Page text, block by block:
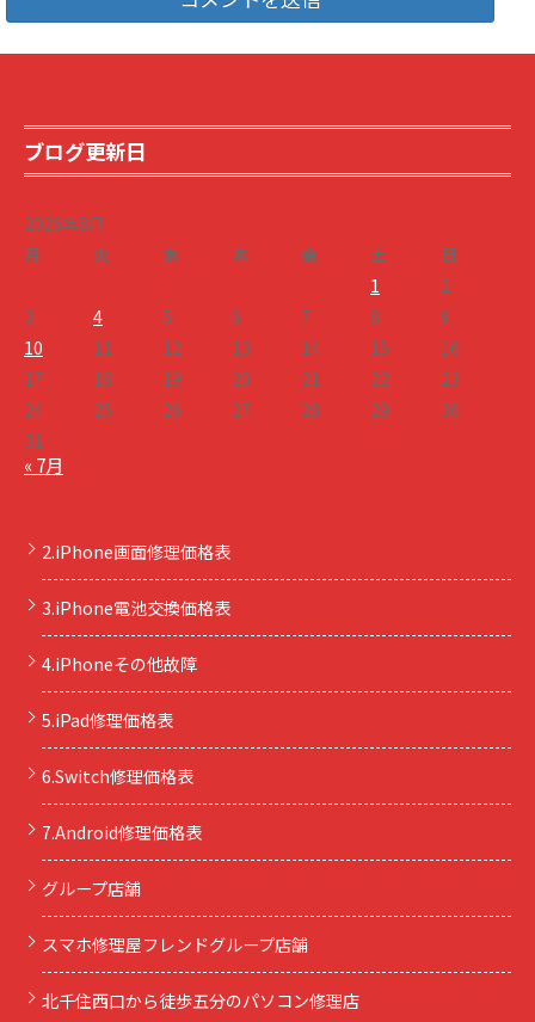
ブログ更新日
2026年8月
月
火 水 木 金 土
日
1
2
3
4 5 6 7 8
9
10
11 12 13 14 15
16
17
18 19 20 21 22
23
24
25 26 27 28 29
30
31
« 7月
2.iPhone画面修理価格表
3.iPhone電池交換価格表
4.iPhoneその他故障
5.iPad修理価格表
6.Switch修理価格表
7.Android修理価格表
グループ店舗
スマホ修理屋フレンドグループ店舗
北千住西口から徒歩五分のパソコン修理店